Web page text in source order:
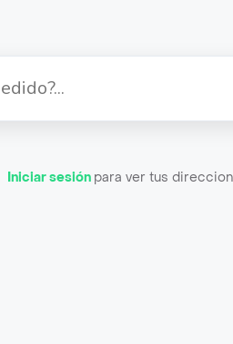
Iniciar sesión para ver tus